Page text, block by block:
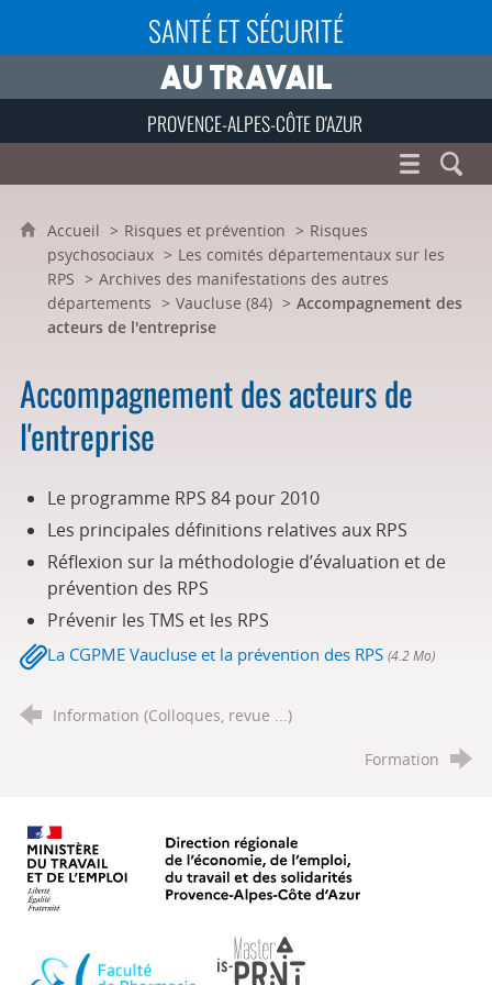
SANTÉ ET SÉCURITÉ
PROVENCE-ALPES-CÔTE D'AZUR
Accueil Risques et prévention
Risques
psychosociaux
Les comités départementaux sur les
RPS
Archives des manifestations des autres
départements
Vaucluse (84)
Accompagnement des
acteurs de l'entreprise
Accompagnement des acteurs de
l'entreprise
Le programme RPS 84 pour 2010
Les principales définitions relatives aux RPS
Réflexion sur la méthodologie d’évaluation et de
prévention des RPS
Prévenir les TMS et les RPS
La CGPME Vaucluse et la prévention des RPS (4.2 Mo)
Information (Colloques, revue ...)
Formation
Ministère du travail, de l'emploi,